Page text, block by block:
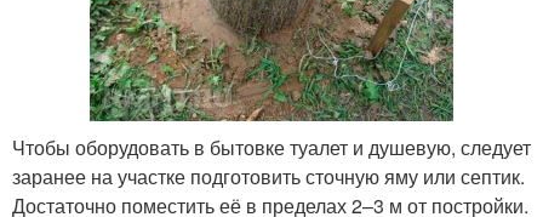
Чтобы оборудовать в бытовке туалет и душевую, следует
заранее на участке подготовить сточную яму или септик.
Достаточно поместить её в пределах 2–3 м от постройки.